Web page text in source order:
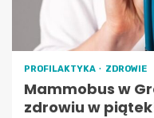
PROFILAKTYKA ZDROWIE
Mammobus w
zdrowiu w